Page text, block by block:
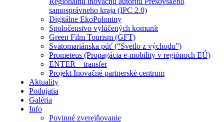
samosprávneho kraja (IPC 2.0)
Digitálne EkoPoloniny
Spoločenstvo vylúčených komunít
Green Film Tourism (GFT)
Svätomariánska púť (“Svetlo z východu”)
Prometeus (Propagácia e-mobility v regiónoch EÚ)
ENTER – transfer
Projekt Inovačné partnerské centrum
Aktuality
Podujatia
Galéria
Info
Povinné zverejňovanie